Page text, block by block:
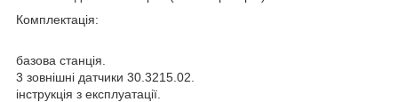
Комплектація:
базова станція.
3 зовнішні датчики 30.3215.02.
інструкція з експлуатації.